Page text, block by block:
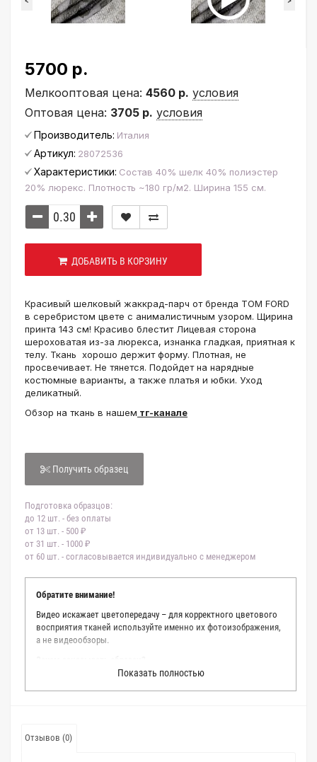
5700 р.
Мелкооптовая цена: 4560 р. условия
Оптовая цена: 3705 р. условия
Производитель: Италия
Артикул: 28072536
Характеристики: Состав 40% шелк 40% полиэстер
20% люрекс. Плотность ~180 гр/м2. Ширина 155 см.
ДОБАВИТЬ В КОРЗИНУ
Красивый шелковый жаккрад-парч от бренда TOM FORD
в серебристом цвете с анималистичным узором. Щирина
принта 143 см! Красиво блестит Лицевая сторона
шероховатая из-за люрекса, изнанка гладкая, приятная к
телу. Ткань хорошо держит форму. Плотная, не
просвечивает. Не тянется. Подойдет на нарядные
костюмные варианты, а также платья и юбки. Уход
деликатный.
Обзор на ткань в нашем тг-канале
Получить образец
Подготовка образцов:
до 12 шт. - без оплаты
от 13 шт. - 500 ₽
от 31 шт. - 1000 ₽
от 60 шт. - согласовывается индивидуально с менеджером
Обратите внимание!
Видео искажает цветопередачу – для корректного цветового
восприятия тканей используйте именно их фотоизображения,
а не видеообзоры.
Мы делаем все возможное, чтобы точно описать цвет каждой
ткани из нашего каталога. Мы осматриваем и фотографируем
точное соответствие цветов из-за одного простого факта:
Показать полностью
Отзывов (0)